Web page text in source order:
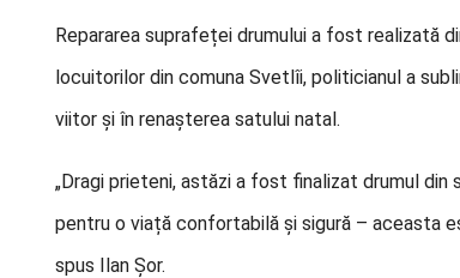
Repararea suprafeței drumului a fost realizată
locuitorilor din comuna Svetlîi, politicianul a
viitor și în renașterea satului natal.
„Dragi prieteni, astăzi a fost finalizat drumul
pentru o viață confortabilă și sigură – aceasta
spus Ilan Șor.